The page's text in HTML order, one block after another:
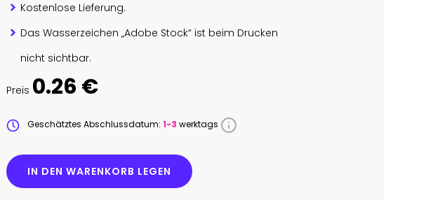
Kostenlose Lieferung.
Das Wasserzeichen „Adobe Stock“ ist beim Drucken
nicht sichtbar.
Preis 0.26 €
Geschätztes Abschlussdatum: 1-3 werktags
IN DEN WARENKORB LEGEN